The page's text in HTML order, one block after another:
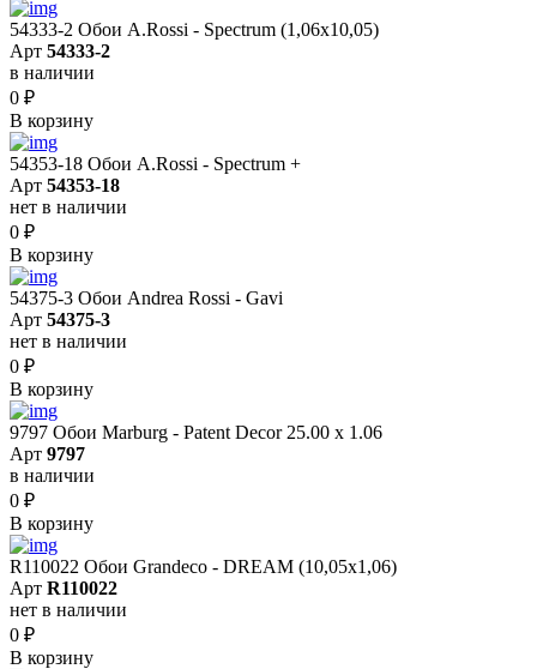
54333-2 Обои A.Rossi - Spectrum (1,06x10,05)
Арт 54333-2
в наличии
0 ₽
В корзину
54353-18 Обои A.Rossi - Spectrum +
Арт 54353-18
нет в наличии
0 ₽
В корзину
54375-3 Обои Andrea Rossi - Gavi
Арт 54375-3
нет в наличии
0 ₽
В корзину
9797 Обои Marburg - Patent Decor 25.00 х 1.06
Арт 9797
в наличии
0 ₽
В корзину
R110022 Обои Grandeco - DREAM (10,05х1,06)
Арт R110022
нет в наличии
0 ₽
В корзину